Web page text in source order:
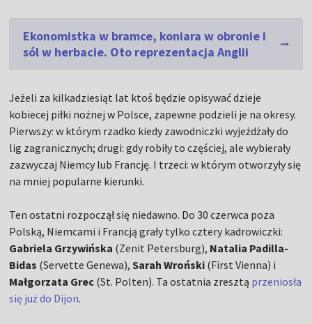
Ekonomistka w bramce, koniara w obronie i
sól w herbacie. Oto reprezentacja Anglii
Jeżeli za kilkadziesiąt lat ktoś będzie opisywać dzieje
kobiecej piłki nożnej w Polsce, zapewne podzieli je na okresy.
Pierwszy: w którym rzadko kiedy zawodniczki wyjeżdżały do
lig zagranicznych; drugi: gdy robiły to częściej, ale wybierały
zazwyczaj Niemcy lub Francję. I trzeci: w którym otworzyły się
na mniej popularne kierunki.
Ten ostatni rozpoczął się niedawno. Do 30 czerwca poza
Polską, Niemcami i Francją grały tylko cztery kadrowiczki:
Gabriela Grzywińska (Zenit Petersburg), Natalia Padilla-
Bidas (Servette Genewa),Sarah Wroński (First Vienna) i
Małgorzata Grec (St. Polten). Ta ostatnia zresztą przeniosła
się już do Dijon.